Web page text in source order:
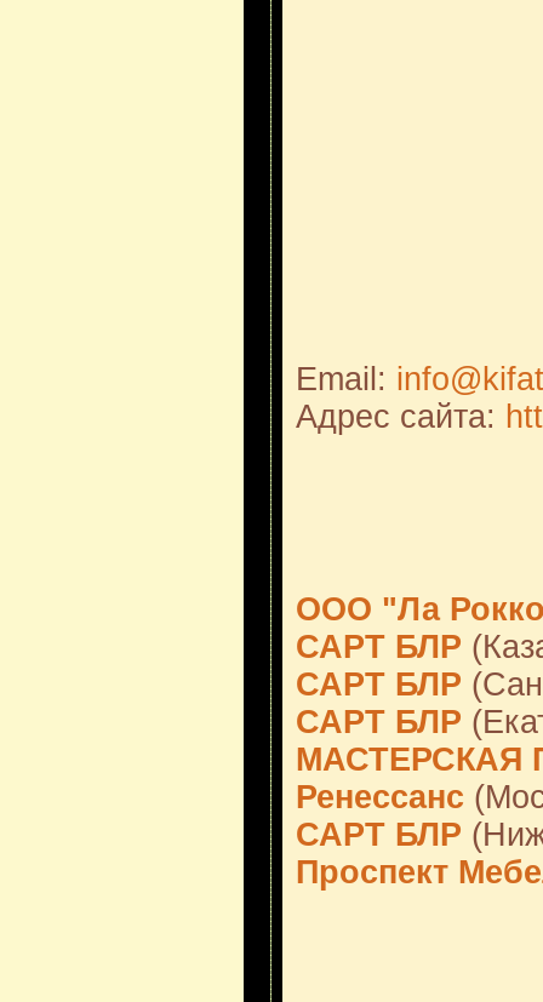
Email:
Адрес сайта:
ООО "Ла
САРТ БЛР
САРТ БЛР
САРТ БЛР
МАСТЕРСКАЯ
Ренессанс
САРТ БЛР
Проспект